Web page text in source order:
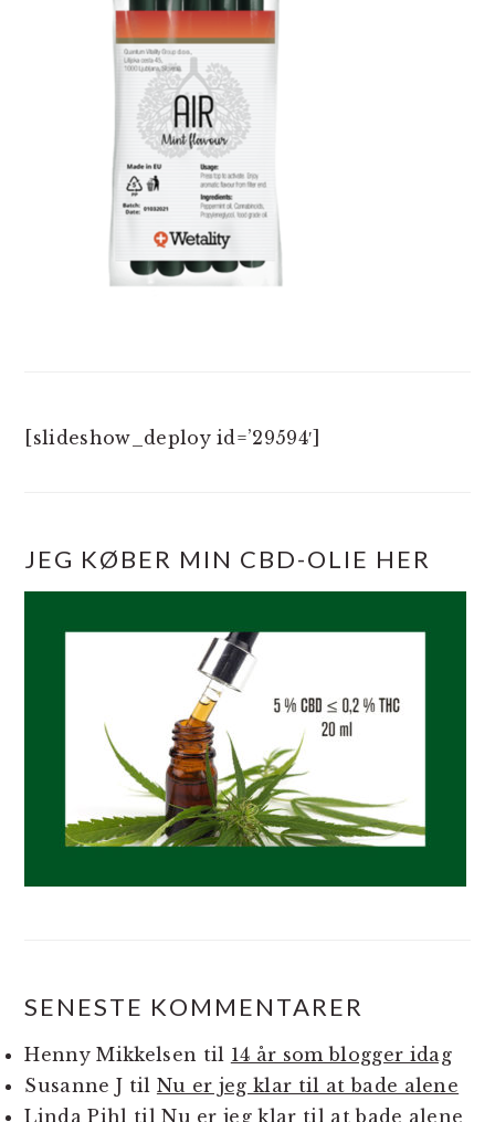
[slideshow_deploy id=’29594′]
JEG KØBER MIN CBD-OLIE HER
SENESTE KOMMENTARER
Henny Mikkelsen til 14 år som blogger idag
Susanne J til Nu er jeg klar til at bade alene
Linda Pihl tilNu er jeg klar til at bade alene